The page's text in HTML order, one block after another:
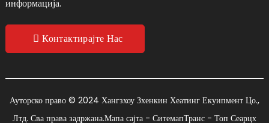
информација.
Контактирајте Нас
Ауторско право © 2024 Хангзхоу Зхенкин Хеатинг Екуипмент Цо.,
Лтд. Сва права задржана.Мапа сајта - СитемапТранс - Топ Сеарцх